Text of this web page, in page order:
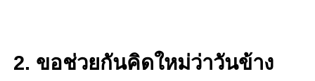
2. ขอช่วยกันคิดใหม่ว่าวันข้าง